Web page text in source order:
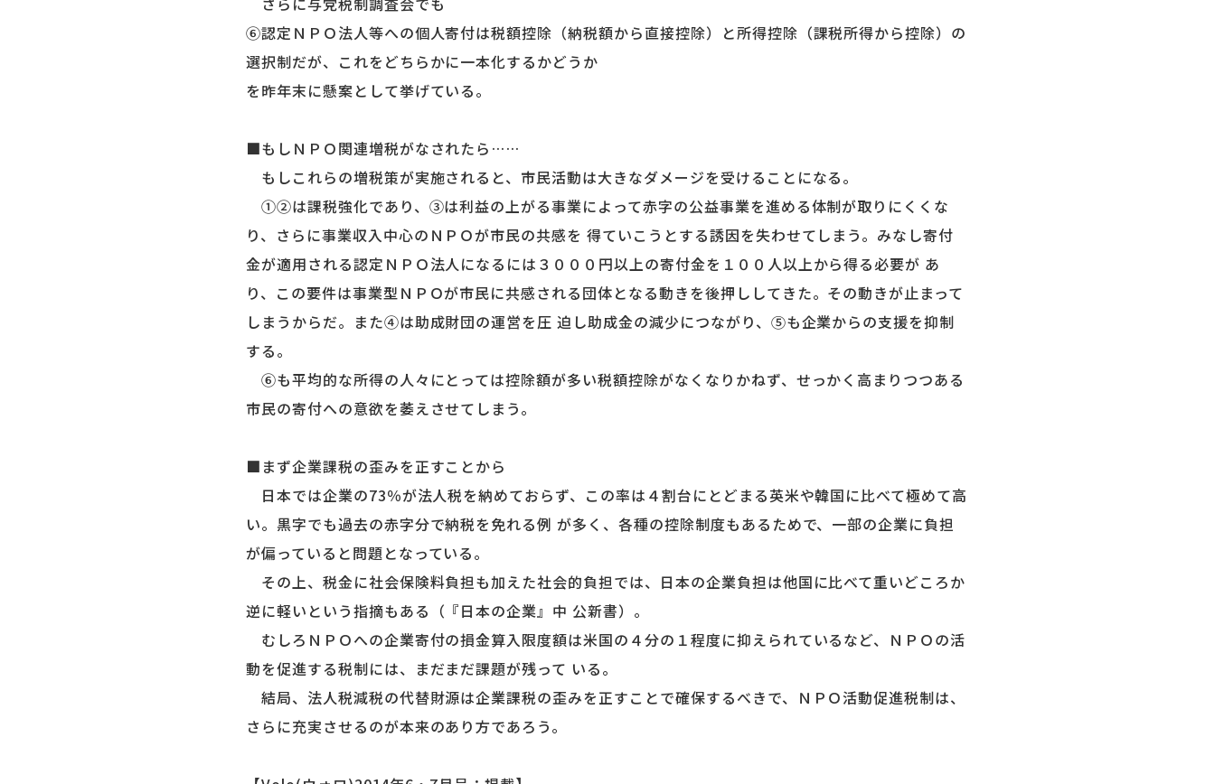
⑥認定ＮＰＯ法人等への個人寄付は税額控除（納税額から直接控除）と所得控除（課税所得から控除）の
選択制だが、これをどちらかに一本化するかどうか
を昨年末に懸案として挙げている。
■もしＮＰＯ関連増税がなされたら……
もしこれらの増税策が実施されると、市民活動は大きなダメージを受けることになる。
①②は課税強化であり、③は利益の上がる事業によって赤字の公益事業を進める体制が取りにくくな
り、さらに事業収入中心のＮＰＯが市民の共感を 得ていこうとする誘因を失わせてしまう。みなし寄付
金が適用される認定ＮＰＯ法人になるには３０００円以上の寄付金を１００人以上から得る必要が あ
り、この要件は事業型ＮＰＯが市民に共感される団体となる動きを後押ししてきた。その動きが止まって
しまうからだ。また④は助成財団の運営を圧 迫し助成金の減少につながり、⑤も企業からの支援を抑制
する。
⑥も平均的な所得の人々にとっては控除額が多い税額控除がなくなりかねず、せっかく高まりつつある
市民の寄付への意欲を萎えさせてしまう。
■まず企業課税の歪みを正すことから
日本では企業の73％が法人税を納めておらず、この率は４割台にとどまる英米や韓国に比べて極めて高
い。黒字でも過去の赤字分で納税を免れる例 が多く、各種の控除制度もあるためで、一部の企業に負担
が偏っていると問題となっている。
その上、税金に社会保険料負担も加えた社会的負担では、日本の企業負担は他国に比べて重いどころか
逆に軽いという指摘もある（『日本の企業』中 公新書）。
むしろＮＰＯへの企業寄付の損金算入限度額は米国の４分の１程度に抑えられているなど、ＮＰＯの活
動を促進する税制には、まだまだ課題が残って いる。
結局、法人税減税の代替財源は企業課税の歪みを正すことで確保するべきで、ＮＰＯ活動促進税制は、
さらに充実させるのが本来のあり方であろう。